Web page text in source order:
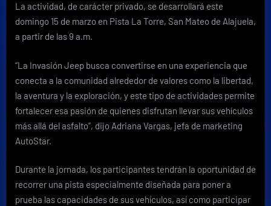
La actividad, de carácter privado, se desarrollará este
domingo 15 de marzo en Pista La Torre, San Mateo de Alajuela,
a partir de las 9 a.m.
“La Invasión Jeep busca convertirse en una experiencia que
conecta a la comunidad alrededor de valores como la libertad,
la aventura y la exploración, y este tipo de actividades permite
fortalecer esa pasión de quienes disfrutan llevar sus vehículos
más allá del asfalto”, dijo Adriana Vargas, jefa de marketing
AutoStar.
Durante la jornada, los participantes tendrán la oportunidad de
recorrer una pista especialmente diseñada para poner a
prueba las capacidades de sus vehículos, así como participar